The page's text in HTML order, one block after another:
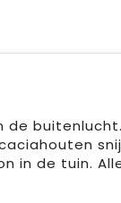
de
in de tuin.